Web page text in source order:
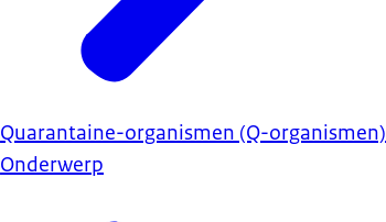
Quarantaine-organismen (Q-organismen)
Onderwerp